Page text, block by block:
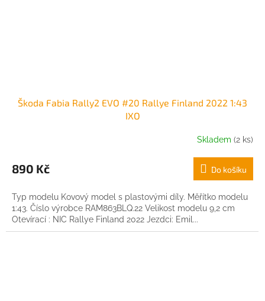
Škoda Fabia Rally2 EVO #20 Rallye Finland 2022 1:43
IXO
Skladem (2 ks)
890 Kč Do košíku
Typ modelu Kovový model s plastovými díly. Měřítko modelu
1:43. Číslo výrobce RAM863BLQ.22 Velikost modelu 9,2 cm
Otevírací : NIC Rallye Finland 2022 Jezdci: Emil...